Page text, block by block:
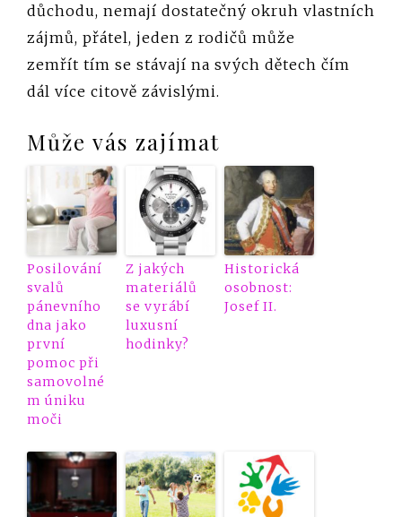
důchodu, nemají dostatečný okruh vlastních
zájmů, přátel, jeden z rodičů může
zemřít tím se stávají na svých dětech čím
dál více citově závislými.
Může vás zajímat
Posilování
svalů
pánevního
dna jako
první
pomoc při
samovolné
m úniku
moči
Z jakých
materiálů
se vyrábí
luxusní
hodinky?
Historická
osobnost:
Josef II.